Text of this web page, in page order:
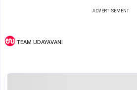
ADVERTISEMENT
TEAM UDAYAVANI